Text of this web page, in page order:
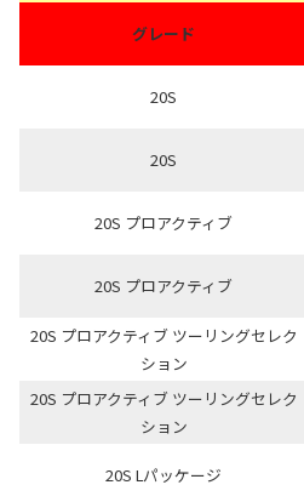
グレード
20S
20S
20S プロアクティブ
20S プロアクティブ
20S プロアクティブ ツーリングセレク
ション
20S プロアクティブ ツーリングセレク
ション
20S Lパッケージ